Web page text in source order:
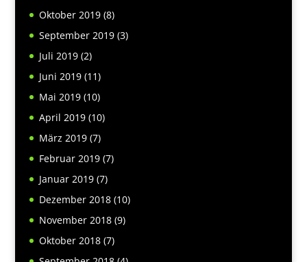
Oktober 2019(8)
September 2019(3)
Juli 2019(2)
Juni 2019(11)
Mai 2019(10)
April 2019(10)
März 2019(7)
Februar 2019(7)
Januar 2019(7)
Dezember 2018(10)
November 2018(9)
Oktober 2018(7)